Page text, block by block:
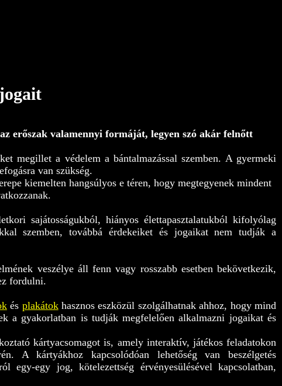
erőszak valamennyi formáját, legyen szó akár felnőtt
megillet a védelem a bántalmazással szemben. A gyermeki
van szükség.
kiemelten hangsúlyos e téren, hogy megtegyenek mindent
sajátosságukból, hiányos élettapasztalatukból kifolyólag
szemben, továbbá érdekeiket és jogaikat nem tudják a
veszélye áll fenn vagy rosszabb esetben bekövetkezik,
fordulni.
és plakátokhasznos eszközül szolgálhatnak ahhoz, hogy mind
a gyakorlatban is tudják megfelelően alkalmazni jogaikat és
kártyacsomagot is, amely interaktív, játékos feladatokon
A kártyákhoz kapcsolódóan lehetőség van beszélgetés
egy-egy jog, kötelezettség érvényesülésével kapcsolatban,